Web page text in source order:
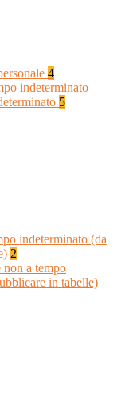
4
indeterminato
5
indeterminato (da
2
non a tempo
in tabelle)